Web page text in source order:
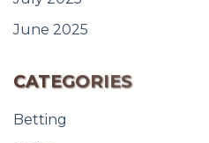
June 2025
CATEGORIES
Betting